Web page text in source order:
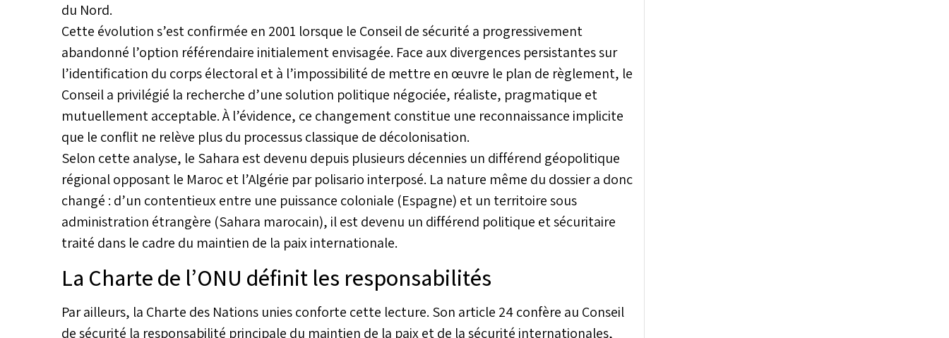
du Nord.
Cette évolution s’est confirmée en 2001 lorsque le Conseil de sécurité a progressivement
abandonné l’option référendaire initialement envisagée. Face aux divergences persistantes sur
l’identification du corps électoral et à l’impossibilité de mettre en œuvre le plan de règlement, le
Conseil a privilégié la recherche d’une solution politique négociée, réaliste, pragmatique et
mutuellement acceptable. À l’évidence, ce changement constitue une reconnaissance implicite
que le conflit ne relève plus du processus classique de décolonisation.
Selon cette analyse, le Sahara est devenu depuis plusieurs décennies un différend géopolitique
régional opposant le Maroc et l’Algérie par polisario interposé. La nature même du dossier a donc
changé : d’un contentieux entre une puissance coloniale (Espagne) et un territoire sous
administration étrangère (Sahara marocain), il est devenu un différend politique et sécuritaire
traité dans le cadre du maintien de la paix internationale.
La Charte de l’ONU définit les responsabilités
Par ailleurs, la Charte des Nations unies conforte cette lecture. Son article 24 confère au Conseil
de sécurité la responsabilité principale du maintien de la paix et de la sécurité internationales,